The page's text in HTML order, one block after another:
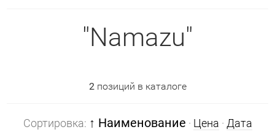
"Namazu"
2позиций в каталоге
Сортировка: ↑ Наименование · Цена · Дата